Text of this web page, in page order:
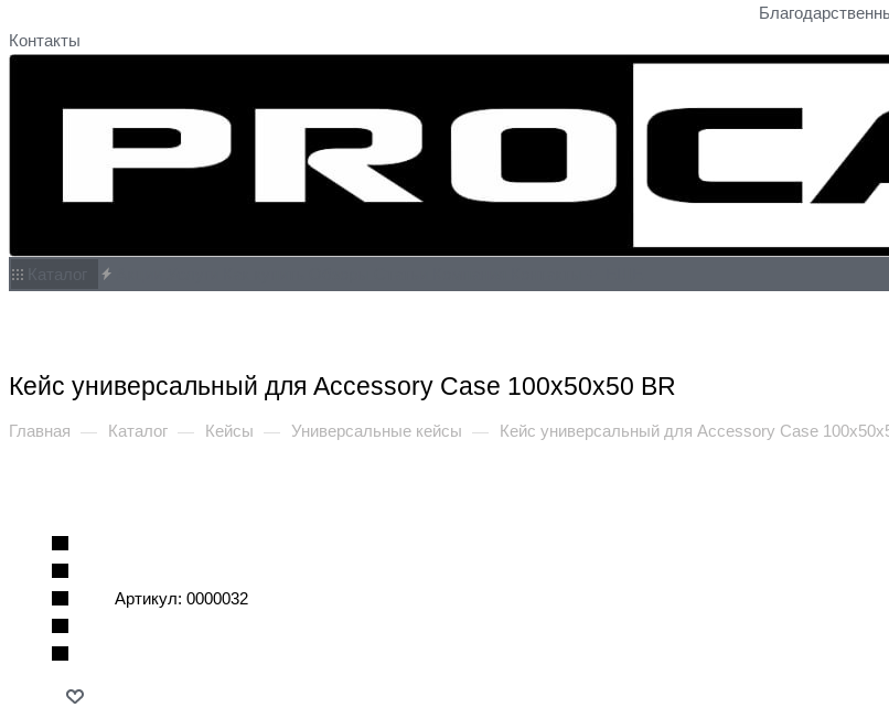
Контакты
Кейс универсальный для Accessory Case 100x50x50 BR
Главная — Каталог — Кейсы — Универсальные кейсы — Кейс универсальный для Accessory Case
Артикул: 0000032